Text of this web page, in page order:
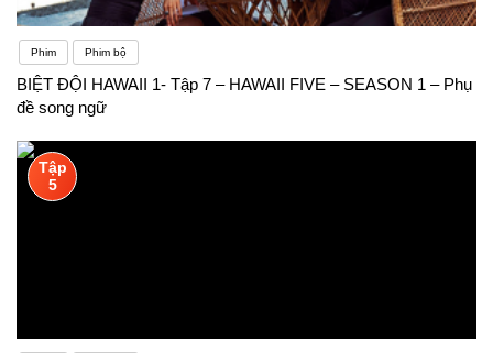
Phim Phim bộ
BIỆT ĐỘI HAWAII 1- Tập 7 – HAWAII FIVE – SEASON 1 – Phụ
đề song ngữ
Tập
5